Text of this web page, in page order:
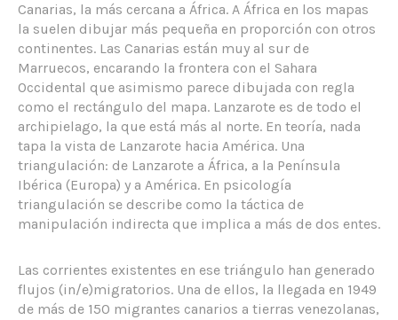
Canarias, la más cercana a África. A África en los mapas
la suelen dibujar más pequeña en proporción con otros
continentes. Las Canarias están muy al sur de
Marruecos, encarando la frontera con el Sahara
Occidental que asimismo parece dibujada con regla
como el rectángulo del mapa. Lanzarote es de todo el
archipielago, la que está más al norte. En teoría, nada
tapa la vista de Lanzarote hacia América. Una
triangulación: de Lanzarote a África, a la Península
Ibérica (Europa) y a América. En psicología
triangulación se describe como la táctica de
manipulación indirecta que implica a más de dos entes.
Las corrientes existentes en ese triángulo han generado
flujos (in/e)migratorios. Una de ellos, la llegada en 1949
de más de 150 migrantes canarios a tierras venezolanas,